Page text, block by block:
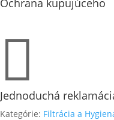

Jednoduchá
Kategórie: Filtrácia a